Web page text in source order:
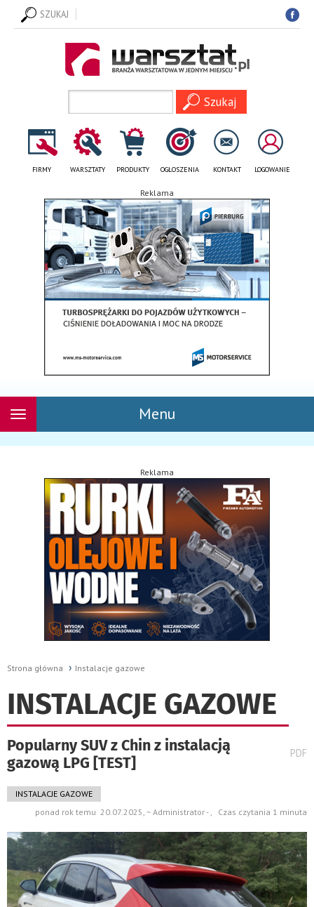
SZUKAJ
FIRMY WARSZTATY PRODUKTY OGŁOSZENIA KONTAKT LOGOWANIE
Reklama
Menu
Rozwiń
Reklama
Strona główna Instalacje gazowe
INSTALACJE GAZOWE
Popularny SUV z Chin z instalacją
gazową LPG [TEST]
PDF
INSTALACJE GAZOWE
ponad rok temu 20.07.2025, ~ Administrator - , Czas czytania 1 minuta